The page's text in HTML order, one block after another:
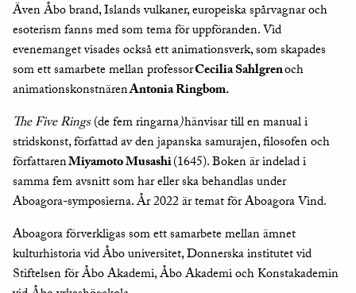
Även Åbo brand, Islands vulkaner, europeiska spårvagnar och
esoterism fanns med som tema för uppföranden. Vid
evenemanget visades också ett animationsverk, som skapades
som ett samarbete mellan professorCecilia Sahlgrenoch
animationskonstnärenAntonia Ringbom.
The Five Rings(de fem ringarna)hänvisar till en manual i
stridskonst, författad av den japanska samurajen, filosofen och
författarenMiyamoto Musashi(1645). Boken är indelad i
samma fem avsnitt som har eller ska behandlas under
Aboagora-symposierna. År 2022 är temat för Aboagora Vind.
Aboagora förverkligas som ett samarbete mellan ämnet
kulturhistoria vid Åbo universitet, Donnerska institutet vid
Stiftelsen för Åbo Akademi, Åbo Akademi och Konstakademin